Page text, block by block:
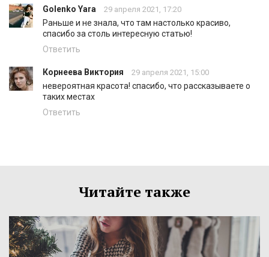
Golenko Yara 29 апреля 2021, 17:20
Раньше и не знала, что там настолько красиво,
спасибо за столь интересную статью!
Ответить
Корнеева Виктория 29 апреля 2021, 15:00
невероятная красота! спасибо, что рассказываете о
таких местах
Ответить
Читайте также